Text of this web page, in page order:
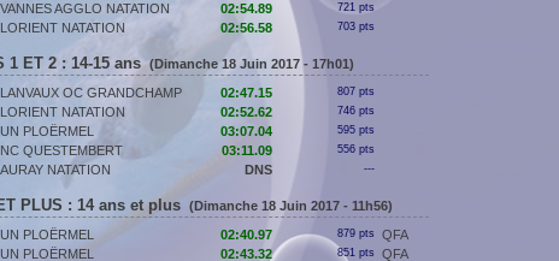
VANNES AGGLO NATATION 02:54.89 721 pts
LORIENT NATATION 02:56.58 703 pts
1 ET 2 : 14-15 ans (Dimanche 18 Juin 2017 - 17h01)
LANVAUX OC GRANDCHAMP 02:47.15 807 pts
LORIENT NATATION 02:52.62 746 pts
UN PLOËRMEL 03:07.04 595 pts
NC QUESTEMBERT 03:11.09 556 pts
AURAY NATATION DNS ---
PLUS : 14 ans et plus (Dimanche 18 Juin 2017 - 11h56)
UN PLOËRMEL 02:40.97 879 pts
QFA
UN PLOËRMEL 02:43.32 851 pts
QFA